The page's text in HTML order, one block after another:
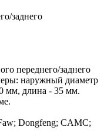
заднего
переднего/заднего
наружный диаметр
мм, длина - 35 мм.
Dongfeng; CAMC;